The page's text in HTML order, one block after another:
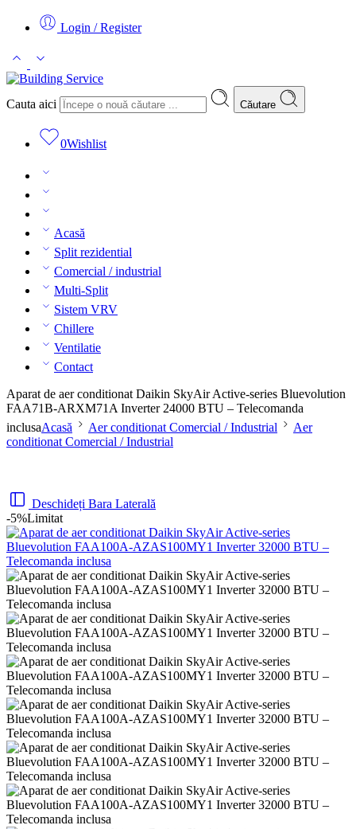
Login / Register
Cauta aici Căutare
0Wishlist
Acasă
Split rezidential
Comercial / industrial
Multi-Split
Sistem VRV
Chillere
Ventilatie
Contact
Aparat de aer conditionat Daikin SkyAir Active-series Bluevolution
FAA71B-ARXM71A Inverter 24000 BTU – Telecomanda
inclusaAcasă Aer conditionat Comercial / Industrial
Aer
conditionat Comercial / Industrial
Deschideți Bara Laterală
-5%Limitat